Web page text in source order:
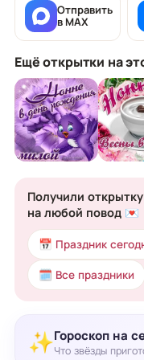
Отправить
в MAX
Ещё открытки на
Получили
на любой повод 💌
📅 Праздник
🗓 Все праздники
✨Гороскоп на
Что звёзды